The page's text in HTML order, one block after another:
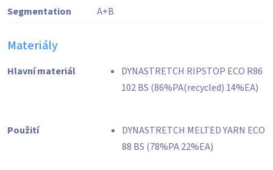
Segmentation A+B
Materiály
Hlavní materiál
DYNASTRETCH RIPSTOP ECO R86
102 BS (86%PA(recycled) 14%EA)
Použití
DYNASTRETCH MELTED YARN ECO
88 BS (78%PA 22%EA)